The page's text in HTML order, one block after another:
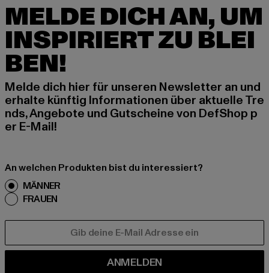
MELDE DICH AN, UM
INSPIRIERT ZU BLEI
BEN!
Melde dich hier für unseren Newsletter an und
erhalte künftig Informationen über aktuelle Tre
nds, Angebote und Gutscheine von DefShop p
er E-Mail!
An welchen Produkten bist du interessiert?
MÄNNER
FRAUEN
ANMELDEN